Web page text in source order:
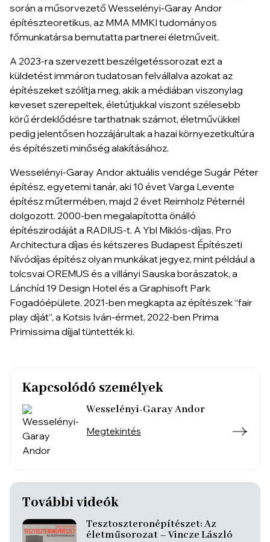
során a műsorvezető Wesselényi-Garay Andor
építészteoretikus, az MMA MMKI tudományos
főmunkatársa bemutatta partnerei életműveit.
A 2023-ra szervezett beszélgetéssorozat ezt a
küldetést immáron tudatosan felvállalva azokat az
építészeket szólítja meg, akik a médiában viszonylag
keveset szerepeltek, életútjukkal viszont szélesebb
körű érdeklődésre tarthatnak számot, életművükkel
pedig jelentősen hozzájárultak a hazai környezetkultúra
és építészeti minőség alakításához.
Wesselényi-Garay Andor aktuális vendége Sugár Péter
építész, egyetemi tanár, aki 10 évet Varga Levente
építész műtermében, majd 2 évet Reimholz Péternél
dolgozott. 2000-ben megalapította önálló
építészirodáját a RADIUS-t. A Ybl Miklós-díjas, Pro
Architectura díjas és kétszeres Budapest Építészeti
Nívódíjas építész olyan munkákat jegyez, mint például a
tolcsvai OREMUS és a villányi Sauska borászatok, a
Lánchíd 19 Design Hotel és a Graphisoft Park
Fogadóépülete. 2021-ben megkapta az építészek “fair
play díját”, a Kotsis Iván-érmet, 2022-ben Prima
Primissima díjjal tüntették ki.
Kapcsolódó személyek
Wesselényi-Garay Andor
Megtekintés
További videók
Tesztoszteronépítészet: Az
életműsorozat – Vincze László